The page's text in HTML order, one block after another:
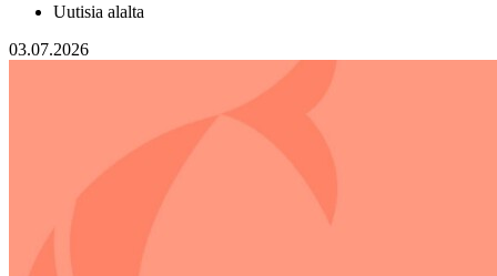
Uutisia alalta
03.07.2026